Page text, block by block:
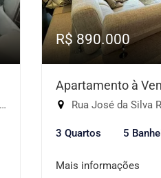
R$ 890.000
Apartamento à
Rua José da Silva
3 Quartos 5
Mais informações